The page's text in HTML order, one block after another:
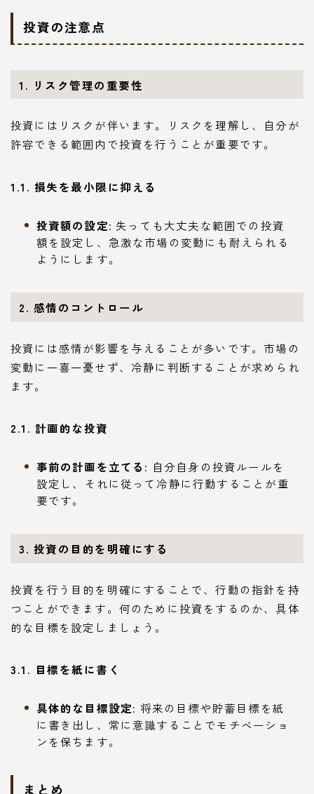
投資の注意点
1. リスク管理の重要性
投資にはリスクが伴います。リスクを理解し、自分が
許容できる範囲内で投資を行うことが重要です。
1.1. 損失を最小限に抑える
投資額の設定: 失っても大丈夫な範囲での投資
額を設定し、急激な市場の変動にも耐えられる
ようにします。
2. 感情のコントロール
投資には感情が影響を与えることが多いです。市場の
変動に一喜一憂せず、冷静に判断することが求められ
ます。
2.1. 計画的な投資
事前の計画を立てる : 自分自身の投資ルールを
設定し、それに従って冷静に行動することが重
要です。
3. 投資の目的を明確にする
投資を行う目的を明確にすることで、行動の指針を持
つことができます。何のために投資をするのか、具体
的な目標を設定しましょう。
3.1. 目標を紙に書く
具体的な目標設定: 将来の目標や貯蓄目標を紙
に書き出し、常に意識することでモチベーショ
ンを保ちます。
まとめ